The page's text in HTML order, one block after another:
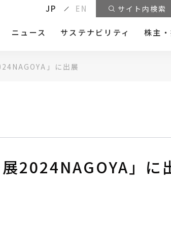
JP EN サイト内検索
ニュース サステナビリティ 株主
」に出展
2024NAGOYA」に